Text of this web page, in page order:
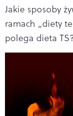
Jakie sposoby
ramach „diety
polega dieta